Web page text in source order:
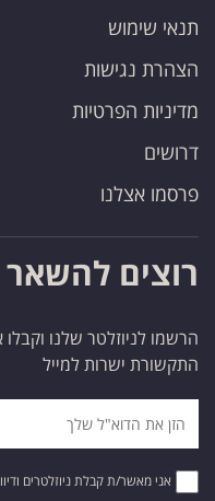
תנאי שימוש
הצהרת נגישות
מדיניות הפרטיות
דרושים
פרסמו אצלנו
רוצים להשאר
הרשמו לניוזלטר שלנו
התקשורת ישרות למייל
אני מאשר/ת קבלת ניוזלטרים